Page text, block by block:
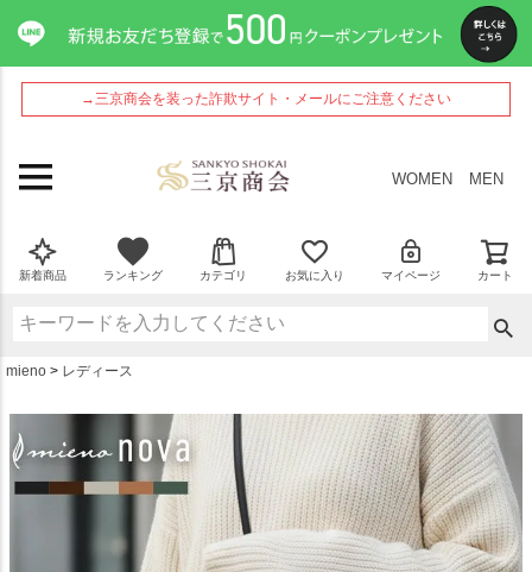
→三京商会を装った詐欺サイト・メールにご注意ください
WOMEN MEN
新着商品 ランキング カテゴリ お気に入り マイページ カート
mieno レディース
ペー
ジト
ップ
へ